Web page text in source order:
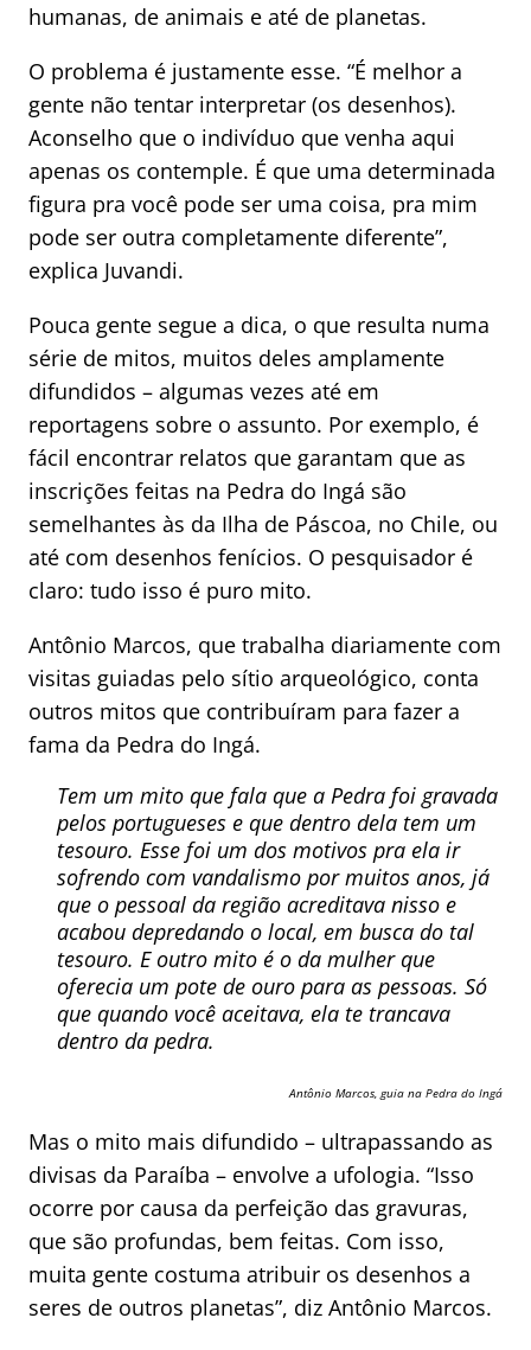
humanas, de animais e até de planetas.
O problema é justamente esse. “É melhor a
gente não tentar interpretar (os desenhos).
Aconselho que o indivíduo que venha aqui
apenas os contemple. É que uma determinada
figura pra você pode ser uma coisa, pra mim
pode ser outra completamente diferente”,
explica Juvandi.
Pouca gente segue a dica, o que resulta numa
série de mitos, muitos deles amplamente
difundidos – algumas vezes até em
reportagens sobre o assunto. Por exemplo, é
fácil encontrar relatos que garantam que as
inscrições feitas na Pedra do Ingá são
semelhantes às da Ilha de Páscoa, no Chile, ou
até com desenhos fenícios. O pesquisador é
claro: tudo isso é puro mito.
Antônio Marcos, que trabalha diariamente com
visitas guiadas pelo sítio arqueológico, conta
outros mitos que contribuíram para fazer a
fama da Pedra do Ingá.
Tem um mito que fala que a Pedra foi gravada
pelos portugueses e que dentro dela tem um
tesouro. Esse foi um dos motivos pra ela ir
sofrendo com vandalismo por muitos anos, já
que o pessoal da região acreditava nisso e
acabou depredando o local, em busca do tal
tesouro. E outro mito é o da mulher que
oferecia um pote de ouro para as pessoas. Só
que quando você aceitava, ela te trancava
dentro da pedra.
Antônio Marcos, guia na Pedra do Ingá
Mas o mito mais difundido – ultrapassando as
divisas da Paraíba – envolve a ufologia. “Isso
ocorre por causa da perfeição das gravuras,
que são profundas, bem feitas. Com isso,
muita gente costuma atribuir os desenhos a
seres de outros planetas”, diz Antônio Marcos.